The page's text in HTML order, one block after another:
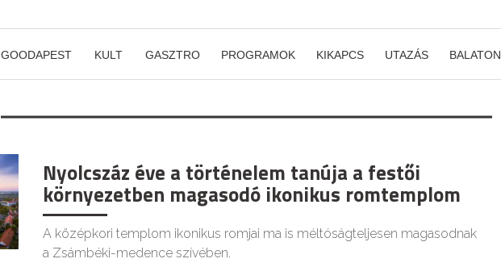
GOODAPEST KULT GASZTRO PROGRAMOK KIKAPCS UTAZÁS BALATON
Nyolcszáz éve a történelem tanúja a festői
környezetben magasodó ikonikus romtemplom
A középkori templom ikonikus romjai ma is méltóságteljesen magasodnak
a Zsámbéki-medence szívében.